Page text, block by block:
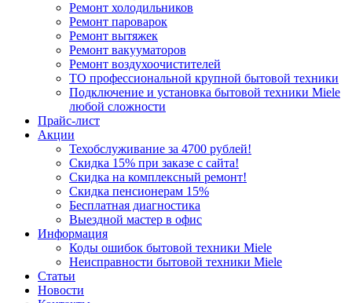
Ремонт холодильников
Ремонт пароварок
Ремонт вытяжек
Ремонт вакууматоров
Ремонт воздухоочистителей
ТО профессиональной крупной бытовой техники
Подключение и установка бытовой техники Miele
любой сложности
Прайс-лист
Акции
Техобслуживание за 4700 рублей!
Cкидка 15% при заказе с сайта!
Скидка на комплексный ремонт!
Скидка пенсионерам 15%
Бесплатная диагностика
Выездной мастер в офис
Информация
Коды ошибок бытовой техники Miele
Неисправности бытовой техники Miele
Статьи
Новости